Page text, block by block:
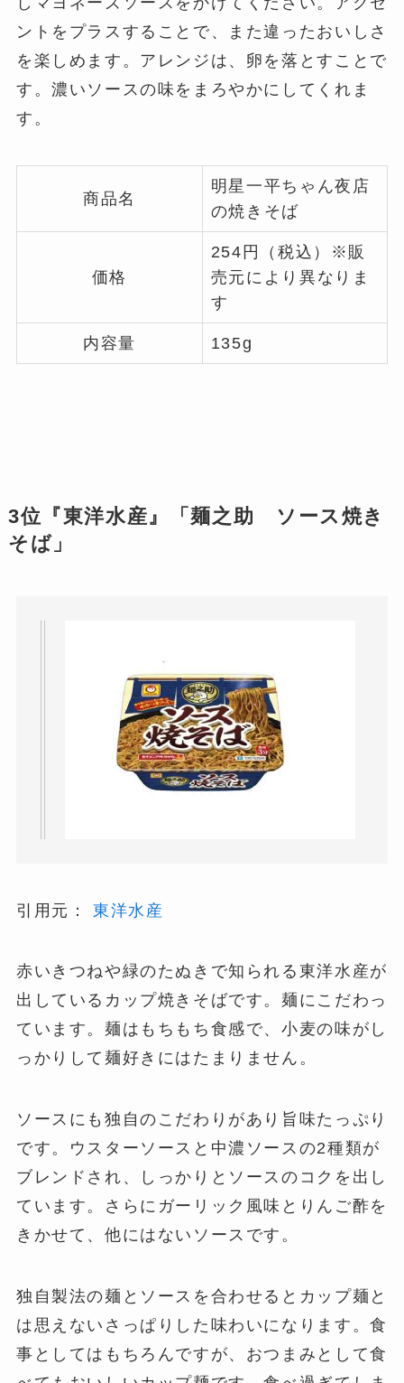
ントをプラスすることで、また違ったおいしさ
を楽しめます。アレンジは、卵を落とすことで
す。濃いソースの味をまろやかにしてくれま
す。
商品名
明星一平ちゃん夜店
の焼きそば
価格
254円（税込）※販
売元により異なりま
す
内容量 135g
3位『東洋水産』「麺之助 ソース焼き
そば」
引用元： 東洋水産
赤いきつねや緑のたぬきで知られる東洋水産が
出しているカップ焼きそばです。麺にこだわっ
ています。麺はもちもち食感で、小麦の味がし
っかりして麺好きにはたまりません。
ソースにも独自のこだわりがあり旨味たっぷり
です。ウスターソースと中濃ソースの2種類が
ブレンドされ、しっかりとソースのコクを出し
ています。さらにガーリック風味とりんご酢を
きかせて、他にはないソースです。
独自製法の麺とソースを合わせるとカップ麺と
は思えないさっぱりした味わいになります。食
事としてはもちろんですが、おつまみとして食